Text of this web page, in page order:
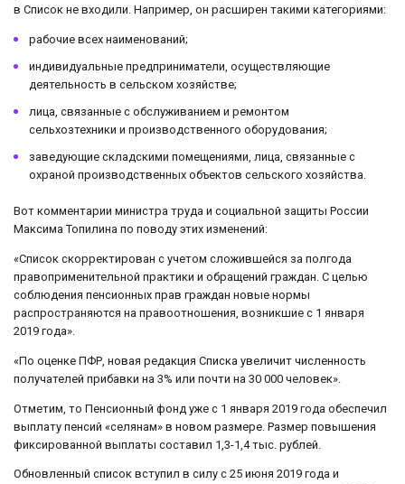
в Список не входили. Например, он расширен такими категориями:
рабочие всех наименований;
индивидуальные предприниматели, осуществляющие
деятельность в сельском хозяйстве;
лица, связанные с обслуживанием и ремонтом
сельхозтехники и производственного оборудования;
заведующие складскими помещениями, лица, связанные с
охраной производственных объектов сельского хозяйства.
Вот комментарии министра труда и социальной защиты России
Максима Топилина по поводу этих изменений:
«Список скорректирован с учетом сложившейся за полгода
правоприменительной практики и обращений граждан. С целью
соблюдения пенсионных прав граждан новые нормы
распространяются на правоотношения, возникшие с 1 января
2019 года».
«По оценке ПФР, новая редакция Списка увеличит численность
получателей прибавки на 3% или почти на 30 000 человек».
Отметим, то Пенсионный фонд уже с 1 января 2019 года обеспечил
выплату пенсий «селянам» в новом размере. Размер повышения
фиксированной выплаты составил 1,3-1,4 тыс. рублей.
Обновленный список вступил в силу с 25 июня 2019 года и